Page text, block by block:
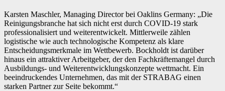
Karsten Maschler, Managing Director bei Oaklins Germany: „Die
Reinigungsbranche hat sich nicht erst durch COVID-19 stark
professionalisiert und weiterentwickelt. Mittlerweile zählen
logistische wie auch technologische Kompetenz als klare
Entscheidungsmerkmale im Wettbewerb. Bockholdt ist darüber
hinaus ein attraktiver Arbeitgeber, der den Fachkräftemangel durch
Ausbildungs- und Weiterentwicklungskonzepte wettmacht. Ein
beeindruckendes Unternehmen, das mit der STRABAG einen
starken Partner zur Seite bekommt.“